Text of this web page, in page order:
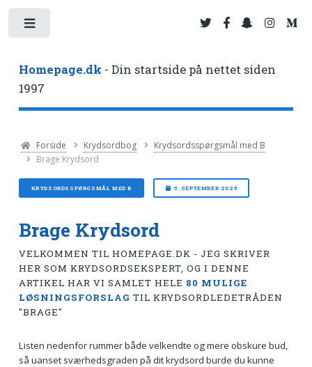
Homepage.dk - Din startside på nettet siden
1997
Forside Krydsordbog
Krydsordsspørgsmål med B
Brage Krydsord
KRYDSORDSSPØRGSMÅL MED B 5. SEPTEMBER 2025
Brage Krydsord
VELKOMMEN TIL HOMEPAGE.DK - JEG SKRIVER
HER SOM KRYDSORDSEKSPERT, OG I DENNE
ARTIKEL HAR VI SAMLET HELE 80 MULIGE
LØSNINGSFORSLAG TIL KRYDSORDLEDETRÅDEN
"BRAGE"
Listen nedenfor rummer både velkendte og mere obskure bud,
så uanset sværhedsgraden på dit krydsord burde du kunne